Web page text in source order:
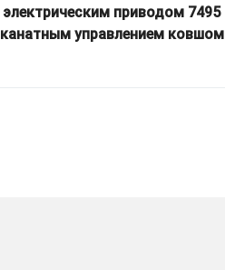
электрическим приводом 7495
канатным управлением ковшом